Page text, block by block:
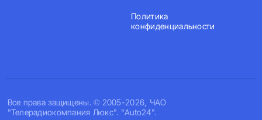
Все права защищены. © 2005-2026, ЧАО
"Телерадиокомпания Люкс". "Auto24".
Политика
конфиденциальности